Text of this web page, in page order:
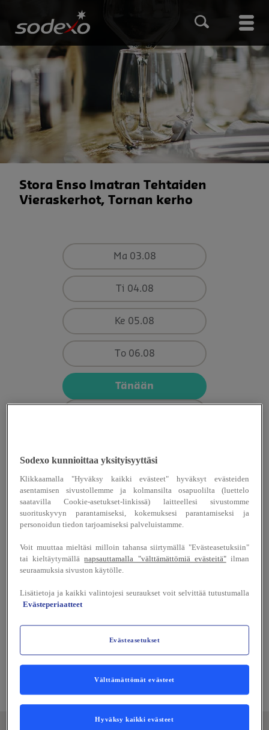
Main
Stora Enso Imatran Tehtaiden
Vieraskerhot, Tornan kerho
Ma 03.08
Ti 04.08
Ke 05.08
To 06.08
Tänään
Ensi viikko
Viikon aukioloajat
Ruokalistaa ei ole saatavilla tälle päivälle.
Muutokset ruokalistoilla ja tuoteselosteissa mahdollisia.
liittyvissä asioissa.
Ruokavaliomerkinnät Tulosta
Sodexo kunnioittaa yksityisyyttäsi
Klikkaamalla "Hyväksy kaikki evästeet" hyväksyt evästeiden
asentamisen sivustollemme ja kolmansilta osapuolilta (luettelo
saatavilla Cookie-asetukset-linkissä) laitteellesi sivustomme
suorituskyvyn parantamiseksi, kokemuksesi parantamiseksi ja
personoidun tiedon tarjoamiseksi palveluistamme.
Voit muuttaa mieltäsi milloin tahansa siirtymällä "Evästeasetuksiin"
tai kieltäytymällänapsauttamalla "välttämättömiä evästeitä"ilman
seuraamuksia sivuston käytölle.
Lisätietoja ja kaikki valintojesi seuraukset voit selvittää tutustumalla
Evästeperiaatteet
Evästeasetukset
Välttämättömät evästeet
Hyväksy kaikki evästeet